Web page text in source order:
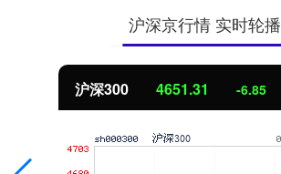
沪深京行情 实时轮播
沪深300 4651.31 -6.85